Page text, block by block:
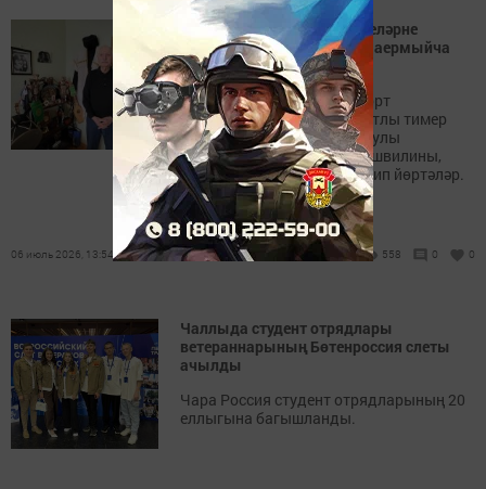
Дени Абрамашвили: «Кешеләрне
диненә, теленә, милләтенә аермыйча
яратырга кирәк»
ТРның атказанган транспорт
хезмәткәре, СССРның почетлы тимер
юлчысы, Чаллының мактаулы
гражданины Дени Абрамашвилины,
яратып, «татар грузины» дип йөртәләр.
06 июль 2026, 13:54 558 0 0
Чаллыда студент отрядлары
ветераннарының Бөтенроссия слеты
ачылды
Чара Россия студент отрядларының 20
еллыгына багышланды.